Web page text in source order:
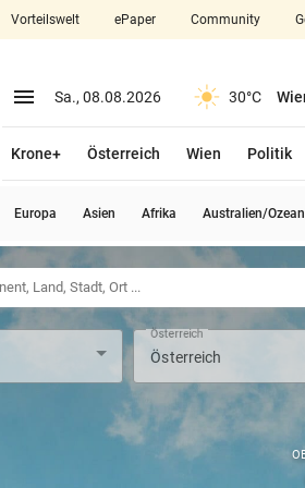
closeSchließen
arrow_right
Vorteilswelt ePaper Community
menu Menü aufklappen
Sa., 08.08.2026 30°C
Krone+ Österreich Wien Politik
Europa Asien Afrika Australien/
Österreich